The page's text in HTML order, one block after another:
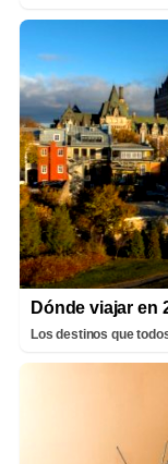
Dónde viajar en
Los destinos que